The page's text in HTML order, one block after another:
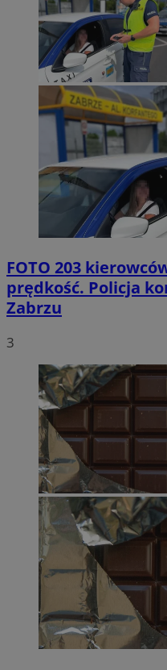
FOTO 203
prędkość. Policja
Zabrzu
3